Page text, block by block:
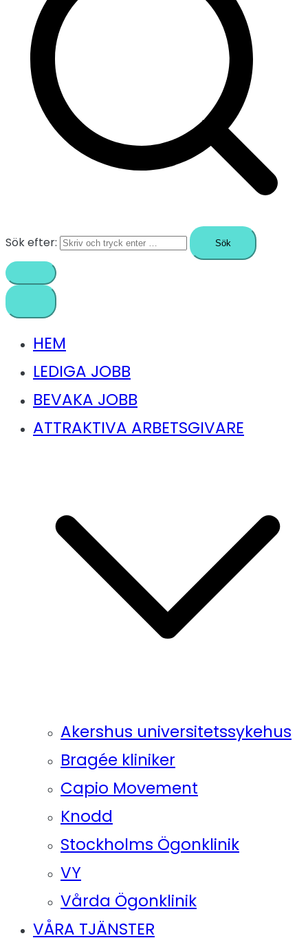
Sök efter:
HEM
LEDIGA JOBB
BEVAKA JOBB
ATTRAKTIVA ARBETSGIVARE
Akershus universitetssykehus
Bragée kliniker
Capio Movement
Knodd
Stockholms Ögonklinik
VY
Vårda Ögonklinik
VÅRA TJÄNSTER